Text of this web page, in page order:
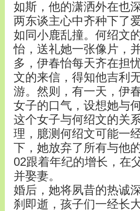
如斯，他的潇洒外在也
两东谈主心中齐种下了
如同小鹿乱撞。何绍文
怡，送礼她一张像片，
多，伊春怡每天齐在担
文的来信，得知他吉利
游。然则，有一天，伊
女子的口气，设想她与
这个女子与何绍文的关
理，臆测何绍文可能一
下，她放弃了所有与他
02跟着年纪的增长，在
并娶妻。
婚后，她将夙昔的热诚
刹即逝，孩子们一经长